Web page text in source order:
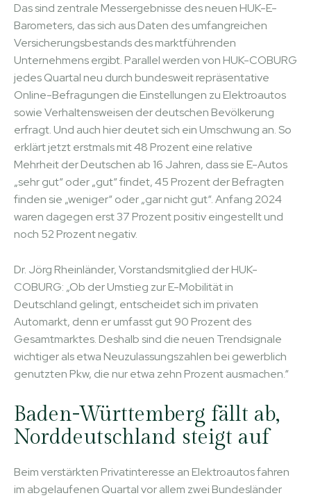
Das sind zentrale Messergebnisse des neuen HUK-E-
Barometers, das sich aus Daten des umfangreichen
Versicherungsbestands des marktführenden
Unternehmens ergibt. Parallel werden von HUK-COBURG
jedes Quartal neu durch bundesweit repräsentative
Online-Befragungen die Einstellungen zu Elektroautos
sowie Verhaltensweisen der deutschen Bevölkerung
erfragt. Und auch hier deutet sich ein Umschwung an. So
erklärt jetzt erstmals mit 48 Prozent eine relative
Mehrheit der Deutschen ab 16 Jahren, dass sie E-Autos
„sehr gut“ oder „gut“ findet, 45 Prozent der Befragten
finden sie „weniger“ oder „gar nicht gut“. Anfang 2024
waren dagegen erst 37 Prozent positiv eingestellt und
noch 52 Prozent negativ.
Dr. Jörg Rheinländer, Vorstandsmitglied der HUK-
COBURG: „Ob der Umstieg zur E-Mobilität in
Deutschland gelingt, entscheidet sich im privaten
Automarkt, denn er umfasst gut 90 Prozent des
Gesamtmarktes. Deshalb sind die neuen Trendsignale
wichtiger als etwa Neuzulassungszahlen bei gewerblich
genutzten Pkw, die nur etwa zehn Prozent ausmachen.“
Baden-Württemberg fällt ab,
Norddeutschland steigt auf
Beim verstärkten Privatinteresse an Elektroautos fahren
im abgelaufenen Quartal vor allem zwei Bundesländer